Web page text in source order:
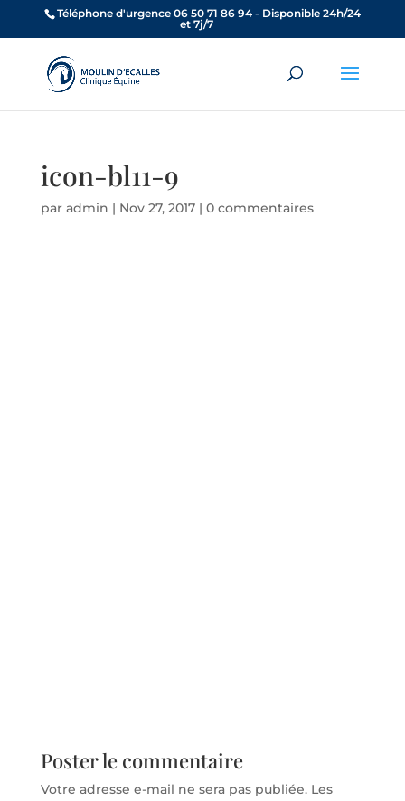
Téléphone d'urgence 06 50 71 86 94 - Disponible 24h/24
et 7j/7
icon-bl11-9
par admin | Nov 27, 2017| 0 commentaires
Poster le commentaire
Votre adresse e-mail ne sera pas publiée. Les